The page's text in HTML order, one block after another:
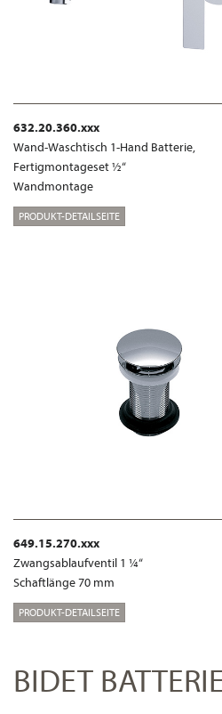
632.20.360.xxx
Wand-Waschtisch 1-Hand Batterie,
Fertigmontageset ½“
Wandmontage
PRODUKT-DETAILSEITE
649.15.270.xxx
Zwangsablaufventil 1 ¼“
Schaftlänge 70 mm
PRODUKT-DETAILSEITE
BIDET